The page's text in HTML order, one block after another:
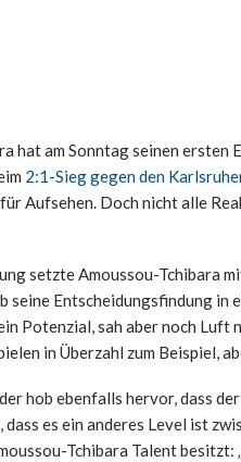
hat am Sonntag seinen ersten
2:1-Sieg gegen den
Aufsehen. Doch nicht alle
setzte Amoussou-Tchibara
seine Entscheidungsfindung
Potenzial, sah aber noch Luft
in Überzahl zum Beispiel,
hob ebenfalls hervor, dass
es ein anderes Level ist
Tchibara Talent